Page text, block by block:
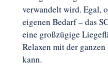
verwandelt wird. Egal,
eigenen Bedarf – das
eine großzügige
Relaxen mit der
kann.